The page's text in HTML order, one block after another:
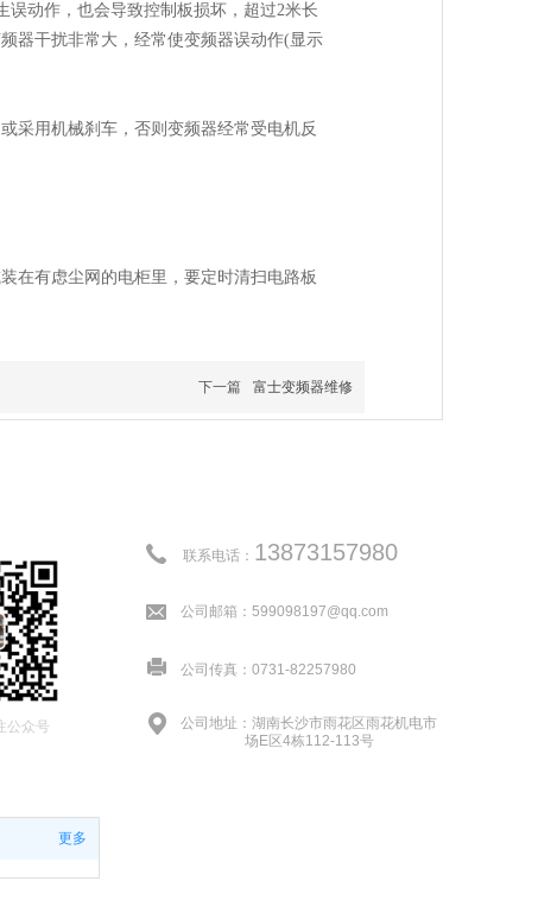
误动作，也会导致控制板损坏，超过2米长
器干扰非常大，经常使变频器误动作(显示
用机械刹车，否则变频器经常受电机反
有虑尘网的电柜里，要定时清扫电路板
下一篇 富士变频器维修
联系电话： 13873157980
公司邮箱：599098197@qq.com
公司传真：0731-82257980
公司地址：湖南长沙市雨花区雨花机电市
场E区4栋112-113号
公众号
更多